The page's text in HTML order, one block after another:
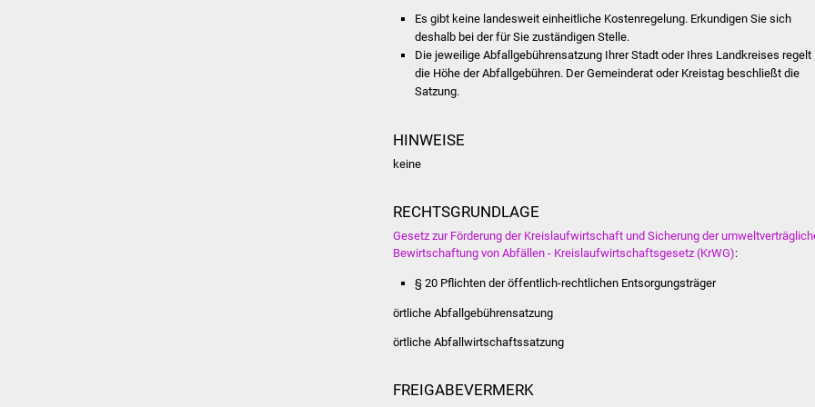
Es gibt keine landesweit einheitliche Kostenregelung. Erkundigen Sie sich
deshalb bei der für Sie zuständigen Stelle.
Die jeweilige Abfallgebührensatzung Ihrer Stadt oder Ihres Landkreises regelt
die Höhe der Abfallgebühren. Der Gemeinderat oder Kreistag beschließt die
Satzung.
HINWEISE
keine
RECHTSGRUNDLAGE
Gesetz zur Förderung der Kreislaufwirtschaft und Sicherung der
Bewirtschaftung von Abfällen - Kreislaufwirtschaftsgesetz (KrWG):
§ 20 Pflichten der öffentlich-rechtlichen Entsorgungsträger
örtliche Abfallgebührensatzung
örtliche Abfallwirtschaftssatzung
FREIGABEVERMERK